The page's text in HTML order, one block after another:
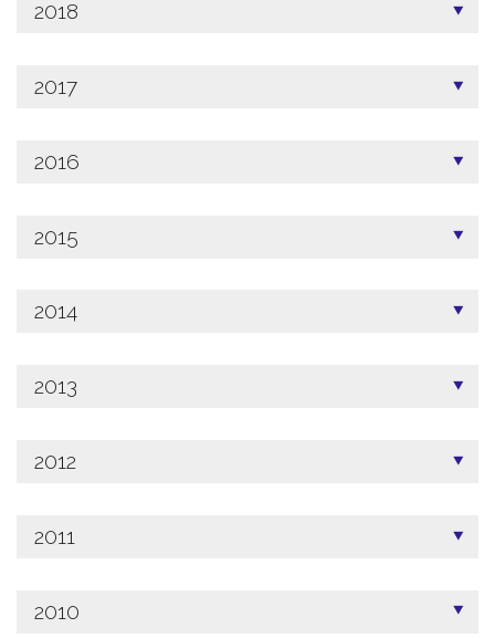
2018
2017
2016
2015
2014
2013
2012
2011
2010